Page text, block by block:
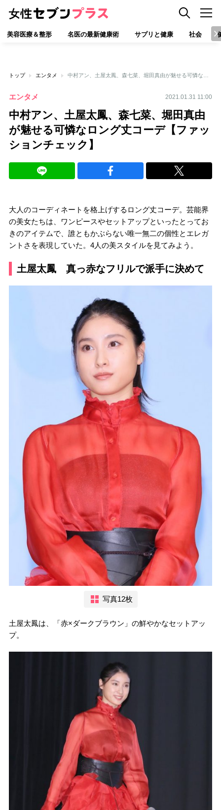
美容医療＆整形 名医の最新健康術 サプリと健康 社会
トップ エンタメ
エンタメ 2021.01.31 11:00
中村アン、土屋太鳳、森七菜、堀田真由
が魅せる可憐なロング丈コーデ【ファッ
ションチェック】
大人のコーディネートを格上げするロング丈コーデ。芸能界
の美女たちは、ワンピースやセットアップといったとってお
きのアイテムで、誰ともかぶらない唯一無二の個性とエレガ
ントさを表現していた。4人の美スタイルを見てみよう。
土屋太鳳 真っ赤なフリルで派手に決めて
写真12枚
土屋太鳳は、「赤×ダークブラウン」の鮮やかなセットアッ
プ。